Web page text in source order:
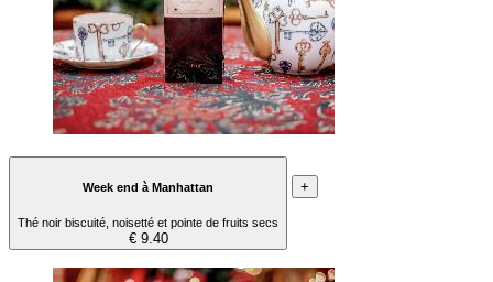
Week end à Manhattan
Thé noir biscuité, noisetté et pointe de fruits secs
€ 9.40
+